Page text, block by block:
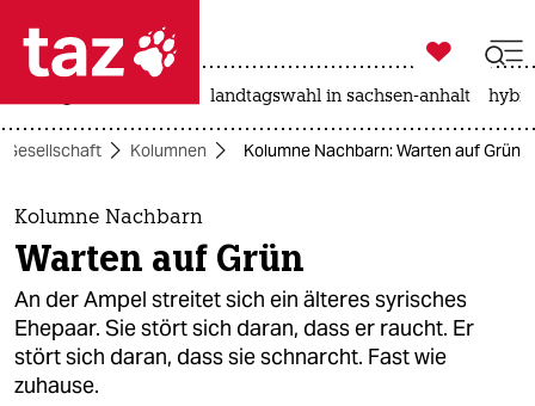
 taz zahl ich
taz zahl ich
themen
politik
öko
gesellschaft

taz zahl ich
landtagswahl in sachsen-anhalt
Gesellschaft Kolumnen Kolumne Nachbarn: Warten auf Grün
Kolumne Nachbarn
Warten auf Grün
An der Ampel streitet sich ein älteres syrisches
Ehepaar. Sie stört sich daran, dass er raucht. Er
stört sich daran, dass sie schnarcht. Fast wie
zuhause.